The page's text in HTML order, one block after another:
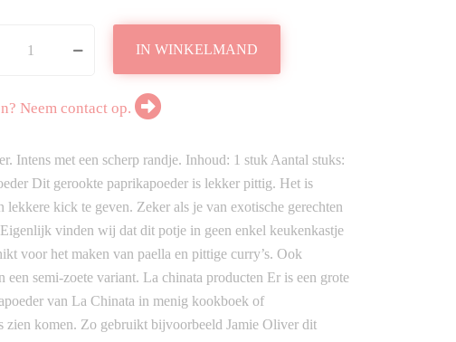
IN WINKELMAND
Neem contact op.
Intens met een scherp randje. Inhoud: 1 stuk Aantal stuks:
Dit gerookte paprikapoeder is lekker pittig. Het is
lekkere kick te geven. Zeker als je van exotische gerechten
vinden wij dat dit potje in geen enkel keukenkastje
voor het maken van paella en pittige curry’s. Ook
een semi-zoete variant. La chinata producten Er is een grote
van La Chinata in menig kookboek of
zien komen. Zo gebruikt bijvoorbeeld Jamie Oliver dit